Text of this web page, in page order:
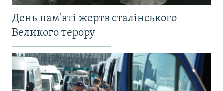
День пам'яті жертв сталінського
Великого терору